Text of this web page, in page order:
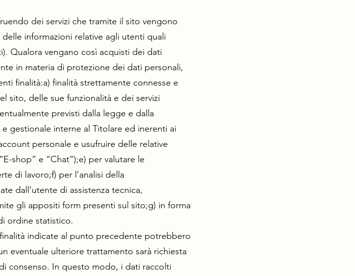
dei servizi che tramite il sito vengono
informazioni relative agli utenti quali
Qualora vengano così acquisti dei dati
in materia di protezione dei dati personali,
finalità:a) finalità strettamente connesse e
sito, delle sue funzionalità e dei servizi
previsti dalla legge e dalla
gestionale interne al Titolare ed inerenti ai
personale e usufruire delle relative
shop” e “Chat”);e) per valutare le
di lavoro;f) per l’analisi della
dall’utente di assistenza tecnica,
gli appositi form presenti sul sito;g) in forma
ordine statistico.
indicate al punto precedente potrebbero
eventuale ulteriore trattamento sarà richiesta
consenso. In questo modo, i dati raccolti